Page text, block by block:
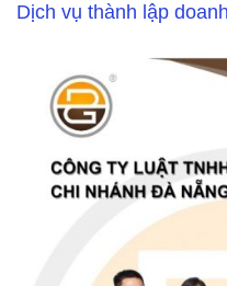
Dịch vụ thành lập